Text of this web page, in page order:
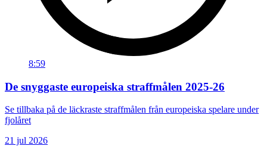
8:59
De snyggaste europeiska straffmålen 2025-26
Se tillbaka på de läckraste straffmålen från europeiska spelare under
fjolåret
21 jul 2026